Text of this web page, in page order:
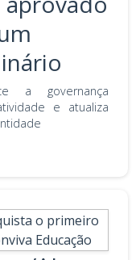
a governança
e atualiza